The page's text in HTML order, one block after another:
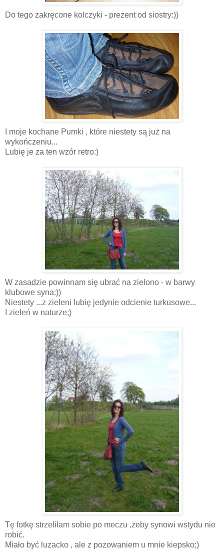
Do tego zakręcone kolczyki - prezent od siostry:))
I moje kochane Pumki , które niestety są już na
wykończeniu...
Lubię je za ten wzór retro:)
W zasadzie powinnam się ubrać na zielono - w barwy
klubowe syna:))
Niestety ...z zieleni lubię jedynie odcienie turkusowe...
I zieleń w naturze;)
Tę fotkę strzeliłam sobie po meczu ,żeby synowi wstydu nie
robić.
Miało być luzacko , ale z pozowaniem u mnie kiepsko;)